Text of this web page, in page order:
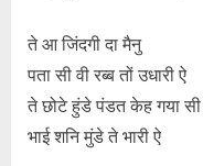
ते आ जिंदगी दा मैनु
पता सी वी रब्ब तों उधारी ऐ
ते छोटे हुंडे पंडत केह गया सी
भाई शनि मुंडे ते भारी ऐ